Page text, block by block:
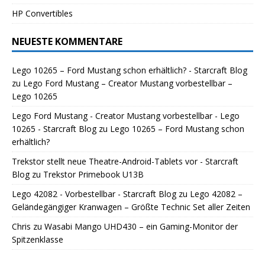
HP Convertibles
NEUESTE KOMMENTARE
Lego 10265 – Ford Mustang schon erhältlich? - Starcraft Blog
zu Lego Ford Mustang – Creator Mustang vorbestellbar –
Lego 10265
Lego Ford Mustang - Creator Mustang vorbestellbar - Lego
10265 - Starcraft Blogzu Lego 10265 – Ford Mustang schon
erhältlich?
Trekstor stellt neue Theatre-Android-Tablets vor - Starcraft
Blogzu Trekstor Primebook U13B
Lego 42082 - Vorbestellbar - Starcraft Blogzu Lego 42082 –
Geländegängiger Kranwagen – Größte Technic Set aller Zeiten
Chris zu Wasabi Mango UHD430 – ein Gaming-Monitor der
Spitzenklasse